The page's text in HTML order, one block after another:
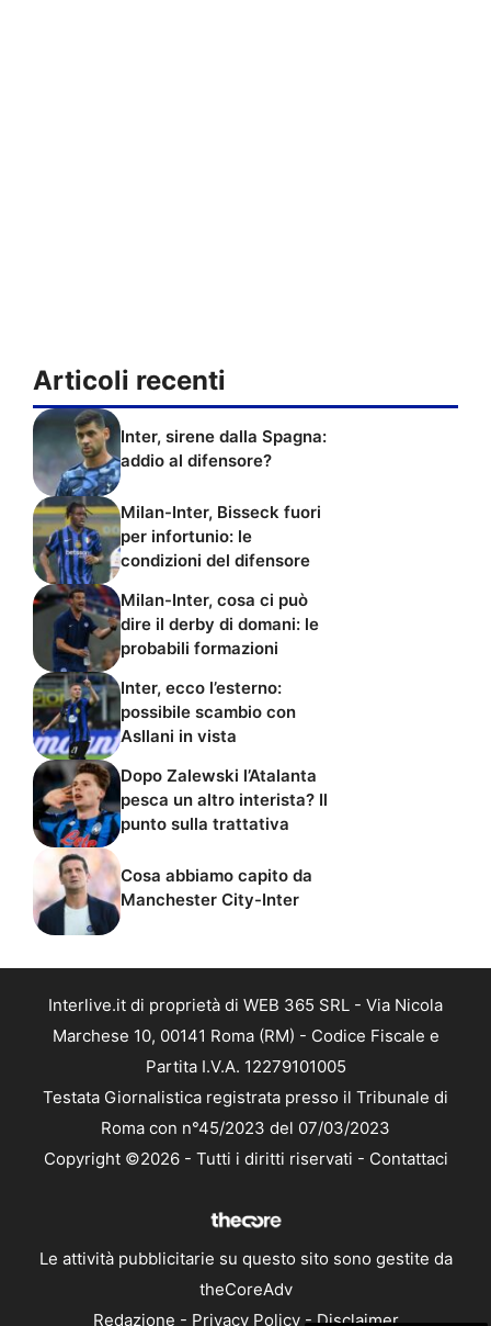
Articoli recenti
Inter, sirene dalla Spagna:
addio al difensore?
Milan-Inter, Bisseck fuori
per infortunio: le
condizioni del difensore
Milan-Inter, cosa ci può
dire il derby di domani: le
probabili formazioni
Inter, ecco l’esterno:
possibile scambio con
Asllani in vista
Dopo Zalewski l’Atalanta
pesca un altro interista? Il
punto sulla trattativa
Cosa abbiamo capito da
Manchester City-Inter
Interlive.it di proprietà di WEB 365 SRL - Via Nicola
Marchese 10, 00141 Roma (RM) - Codice Fiscale e
Partita I.V.A. 12279101005
Testata Giornalistica registrata presso il Tribunale di
Roma con n°45/2023 del 07/03/2023
Copyright ©2026 - Tutti i diritti riservati - Contattaci
Le attività pubblicitarie su questo sito sono gestite da
theCoreAdv
Redazione - Privacy Policy-Disclaimer